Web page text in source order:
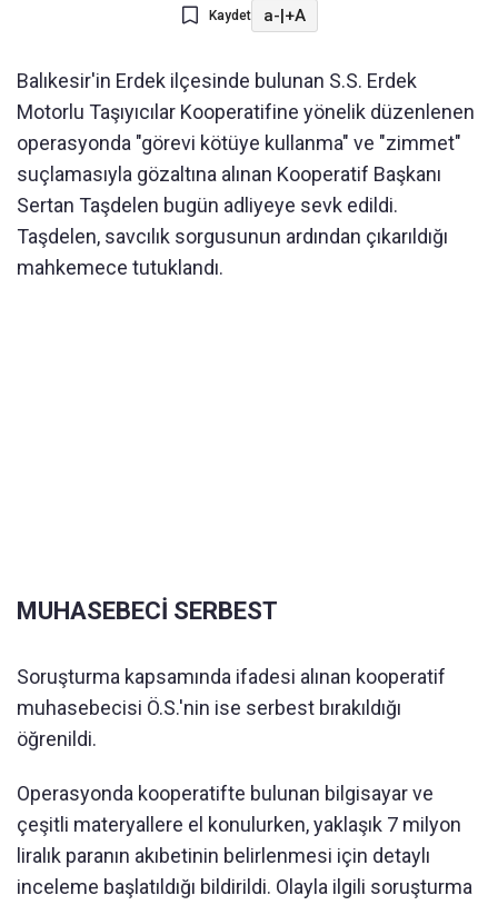
Kaydet a-|+A
Balıkesir'in Erdek ilçesinde bulunan S.S. Erdek
Motorlu Taşıyıcılar Kooperatifine yönelik düzenlenen
operasyonda "görevi kötüye kullanma" ve "zimmet"
suçlamasıyla gözaltına alınan Kooperatif Başkanı
Sertan Taşdelen bugün adliyeye sevk edildi.
Taşdelen, savcılık sorgusunun ardından çıkarıldığı
mahkemece tutuklandı.
MUHASEBECİ SERBEST
Soruşturma kapsamında ifadesi alınan kooperatif
muhasebecisi Ö.S.'nin ise serbest bırakıldığı
öğrenildi.
Operasyonda kooperatifte bulunan bilgisayar ve
çeşitli materyallere el konulurken, yaklaşık 7 milyon
liralık paranın akıbetinin belirlenmesi için detaylı
inceleme başlatıldığı bildirildi. Olayla ilgili soruşturma